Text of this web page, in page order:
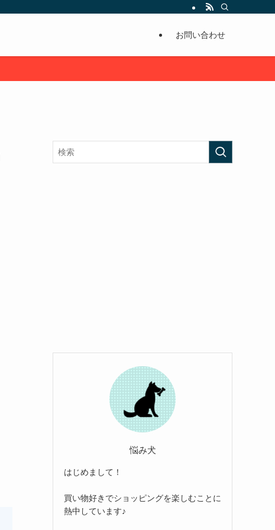
お問い合わせ
悩み犬
はじめまして！
買い物好きでショッピングを楽しむことに
熱中しています♪